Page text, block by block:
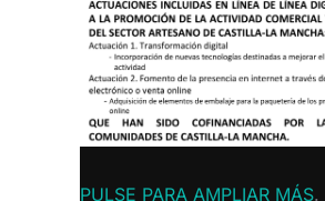
PULSE PARA AMPLIAR MÁS.